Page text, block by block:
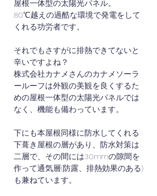
屋根一体型の太陽光パネル。
80℃越えの過酷な環境で発電をして
くれる功労者です。
それでもさすがに排熱できてないと
辛いですよね？
株式会社カナメさんのカナメソーラ
ールーフは外観の美観を良くするた
めの屋根一体型の太陽光パネルでは
なく、機能も備わっています。
下にも本屋根同様に防水してくれる
下葺き屋根の層があり、防水対策は
二層で、その間には30mmの隙間を
作って通気層(防露、排熱効果のある)
も兼ねています。